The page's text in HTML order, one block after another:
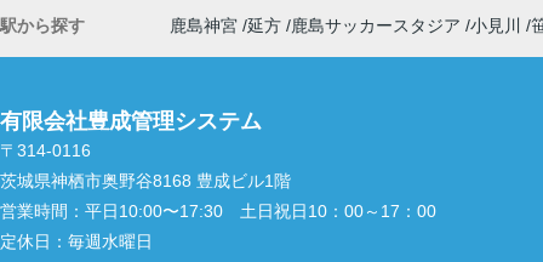
駅から探す 鹿島神宮 延方 鹿島サッカースタジア 小見川
有限会社豊成管理システム
〒314-0116
茨城県神栖市奥野谷8168 豊成ビル1階
営業時間： 平日10:00〜17:30 土日祝日10：00～17：00
定休日： 毎週水曜日